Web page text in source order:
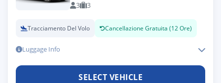
3 3
Tracciamento Del Volo Cancellazione Gratuita (12 Ore)
Luggage Info
SELECT VEHICLE